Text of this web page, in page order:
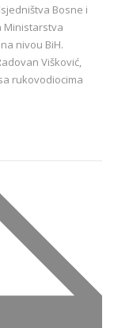
Bosne i
Ministarstva
na nivou BiH.
Višković,
rukovodiocima